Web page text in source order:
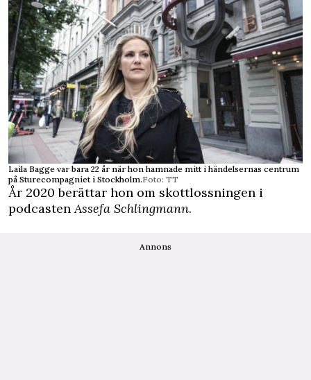
Laila Bagge var bara 22 år när hon hamnade mitt i händelsernas centrum
på Sturecompagniet i Stockholm.Foto: TT
År 2020 berättar hon om skottlossningen i
podcastenAssefa Schlingmann.
Annons